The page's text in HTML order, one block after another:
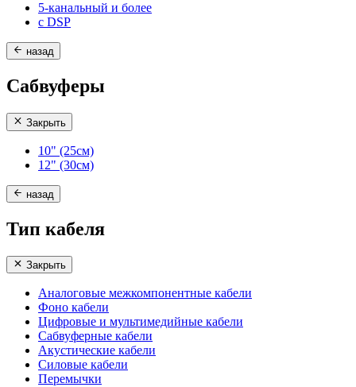
5-канальный и более
с DSP
назад
Сабвуферы
Закрыть
10" (25см)
12" (30см)
назад
Тип кабеля
Закрыть
Аналоговые межкомпонентные кабели
Фоно кабели
Цифровые и мультимедийные кабели
Сабвуферные кабели
Акустические кабели
Силовые кабели
Перемычки